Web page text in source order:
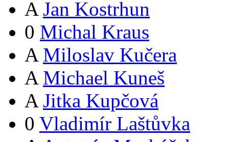
A Jan Kostrhun
0 Michal Kraus
A Miloslav Kučera
A Michael Kuneš
A Jitka Kupčová
0 Vladimír Laštůvka